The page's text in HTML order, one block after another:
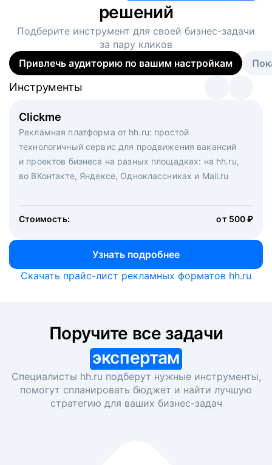
решений
Подберите инструмент для своей бизнес-задачи
за пару кликов
Привлечь аудиторию по вашим настройкам
Clickme
Рекламная платформа от hh.ru: простой
технологичный сервис для продвижения вакансий
и проектов бизнеса на разных площадках: на hh.ru,
во ВКонтакте, Яндексе, Одноклассниках и Mail.ru
Стоимость: от 500 ₽
Узнать подробнее
Инструменты
Вакансия дня
Рекламный формат для вакансий на главной странице
hh.ru. Увеличивает количество откликов
Инструменты
Массовый подбор под ключ. Решите, сколько
кандидатов и когда вам нужно, и за дело возьмутся
маркетологи, рекрутеры и проектные менеджеры
hh.ru с целым набором digital-инструментов
Инструменты
Скачать прайс-лист рекламных форматов hh.ru
экспертам
Специалисты hh.ru подберут нужные инструменты,
помогут спланировать бюджет и найти лучшую
стратегию для ваших бизнес-задач